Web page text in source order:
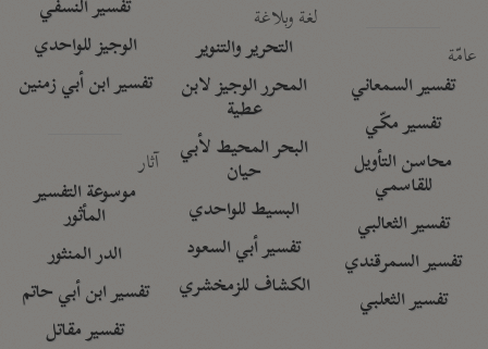
عامّة
تفسير السمعاني
تفسير مكّي
محاسن التأويل
للقاسمي
تفسير الثعالبي
تفسير السمرقندي
تفسير الثعلبي
لغة وبلاغة
التحرير والتنوير
المحرر الوجيز لابن
عطية
البحر المحيط لأبي
حيان
البسيط للواحدي
تفسير أبي السعود
الكشاف للزمخشري
تفسير النسفي
الوجيز للواحدي
تفسير ابن أبي زمنين
آثار
موسوعة التفسير
المأثور
الدر المنثور
تفسير ابن أبي حاتم
تفسير مقاتل